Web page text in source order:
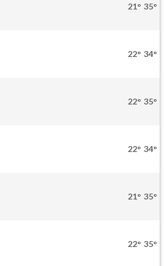
21° 35°
22° 34°
22° 35°
22° 34°
21° 35°
22° 35°